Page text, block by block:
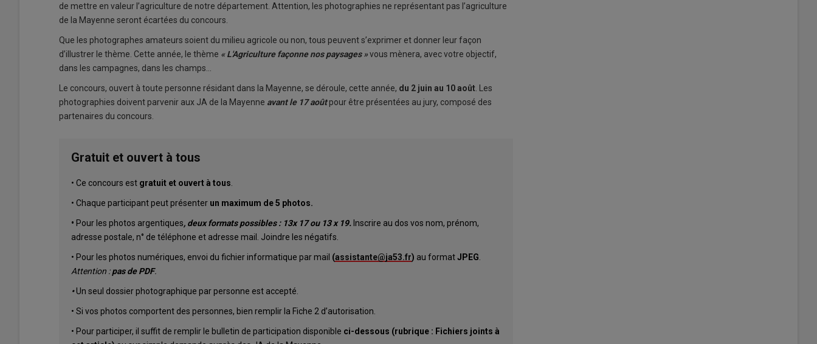
de mettre en valeur l’agriculture de notre département. Attention, les photographies ne représentant pas l’agriculture
de la Mayenne seront écartées du concours.
Que les photographes amateurs soient du milieu agricole ou non, tous peuvent s’exprimer et donner leur façon
d’illustrer le thème. Cette année, le thème « L'Agriculture façonne nos paysages »vous mènera, avec votre objectif,
dans les campagnes, dans les champs...
Le concours, ouvert à toute personne résidant dans la Mayenne, se déroule, cette année, du 2 juin au 10 août . Les
photographies doivent parvenir aux JA de la Mayenne avant le 17 aoûtpour être présentées au jury, composé des
partenaires du concours.
Gratuit et ouvert à tous
• Ce concours est gratuit et ouvert à tous
• Chaque participant peut présenter un maximum de 5 photos.
• Pour les photos argentiques, deux formats possibles : 13x 17 ou 13 x 19.Inscrire au dos vos nom, prénom,
adresse postale, n° de téléphone et adresse mail. Joindre les négatifs.
• Pour les photos numériques, envoi du fichier informatique par mail (assistante@ja53.fr) au formatJPEG
Attention :pas de PDF.
•Un seul dossier photographique par personne est accepté.
• Si vos photos comportent des personnes, bien remplir la Fiche 2 d’autorisation.
• Pour participer, il suffit de remplir le bulletin de participation disponible ci-dessous (rubrique : Fichiers joints à